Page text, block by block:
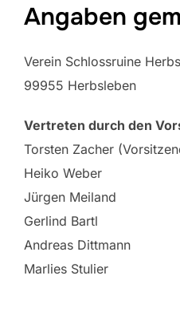
Angaben
Verein Schlossruine
99955 Herbsleben
Vertreten durch den
Torsten Zacher
Heiko Weber
Jürgen Meiland
Gerlind Bartl
Andreas Dittmann
Marlies Stulier